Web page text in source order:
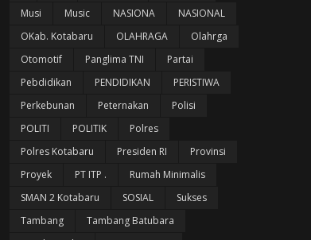
Musi
Music NASIONA
NASIONAL
OKab. Kotabaru
OLAHRAGA
Olahrga
Otomotif
Panglima TNI
Partai
Pebdidikan
PENDIDIKAN
PERISTIWA
Perkebunan
Peternakan
Polisi
POLITI
POLITIK
Polres
Polres Kotabaru
Presiden RI
Provinsi
Proyek
PT ITP .
Rumah Minimalis
SMAN 2 Kotabaru
SOSIAL
Sukses
Tambang
Tambang Batubara